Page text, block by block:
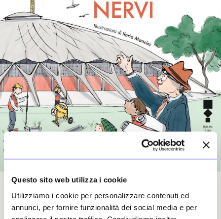
Questo sito web utilizza i cookie
Utilizziamo i cookie per personalizzare contenuti ed
annunci, per fornire funzionalità dei social media e per
Un volume dedicato a Pier Luigi Nervi coniuga